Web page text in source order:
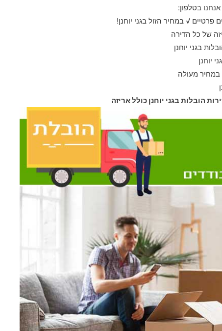
בטלפון:
√ במחיר הזול בגני יוחנן!
של כל הדירה
בגני יוחנן
יוחנן
במחיר מעולה
הובלות בגני יוחנן כולל אריזה